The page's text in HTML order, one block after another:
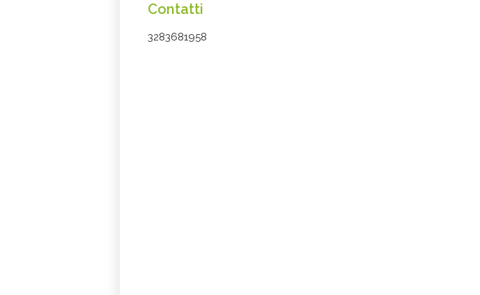
Contatti
3283681958